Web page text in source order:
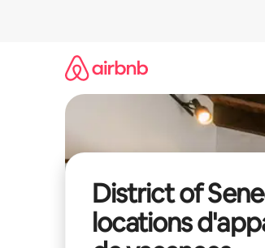
District of
locations